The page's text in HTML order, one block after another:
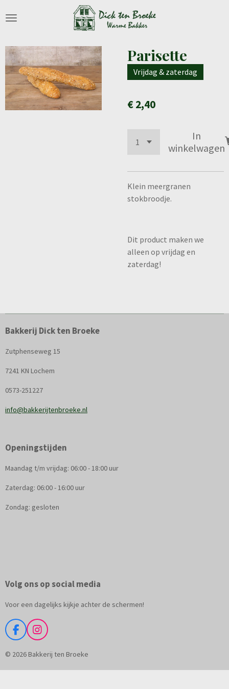
direct
de
hoofdinhoud
Parisette
Vrijdag & zaterdag
€ 2,40
In
winkelwagen
Klein meergranen
stokbroodje.
Dit product maken we
alleen op vrijdag en
zaterdag!
Bakkerij Dick ten Broeke
Zutphenseweg 15
7241 KN Lochem
0573-251227
info@bakkerijtenbroeke.nl
Openingstijden
Maandag t/m vrijdag: 06:00 - 18:00 uur
Zaterdag: 06:00 - 16:00 uur
Zondag: gesloten
Volg ons op social media
Voor een dagelijks kijkje achter de schermen!
F
a
c
b
I
n
s
a
© 2026 Bakkerij ten Broeke